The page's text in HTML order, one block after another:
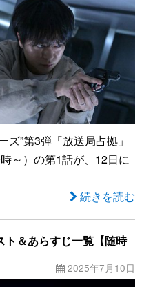
”第3弾「放送局占拠」
～）の第1話が、12日に
続きを読む
ト＆あらすじ一覧【随時
2025年7月10日